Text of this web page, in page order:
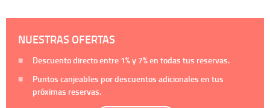
NUESTRAS OFERTAS
Descuento directo entre 1%y 7%en todas tus reservas.
Puntos canjeables por descuentos adicionales en tus
próximas reservas.